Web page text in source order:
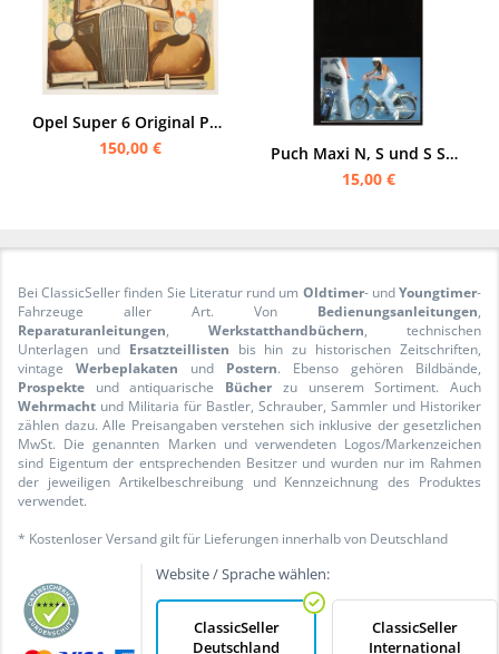
Opel Super 6 Original Prospekt Broschüre
150,00 €
Puch Maxi N, S und S Sport Original Prospekt Verkaufsbroschüre
15,00 €
Bei ClassicSeller finden Sie Literatur rund um Oldtimer- undYoungtimer-
Fahrzeuge aller Art. Von Bedienungsanleitungen,
Reparaturanleitungen, Werkstatthandbüchern, technischen
Unterlagen und Ersatzteillisten bis hin zu historischen Zeitschriften,
vintage Werbeplakaten und Postern. Ebenso gehören Bildbände,
Prospekte und antiquarische Bücher zu unserem Sortiment. Auch
Wehrmacht und Militaria für Bastler, Schrauber, Sammler und Historiker
zählen dazu. Alle Preisangaben verstehen sich inklusive der gesetzlichen
MwSt. Die genannten Marken und verwendeten Logos/Markenzeichen
sind Eigentum der entsprechenden Besitzer und wurden nur im Rahmen
der jeweiligen Artikelbeschreibung und Kennzeichnung des Produktes
verwendet.
* Kostenloser Versand gilt für Lieferungen innerhalb von Deutschland
Website / Sprache wählen:
ClassicSeller
Deutschland
ClassicSeller
International